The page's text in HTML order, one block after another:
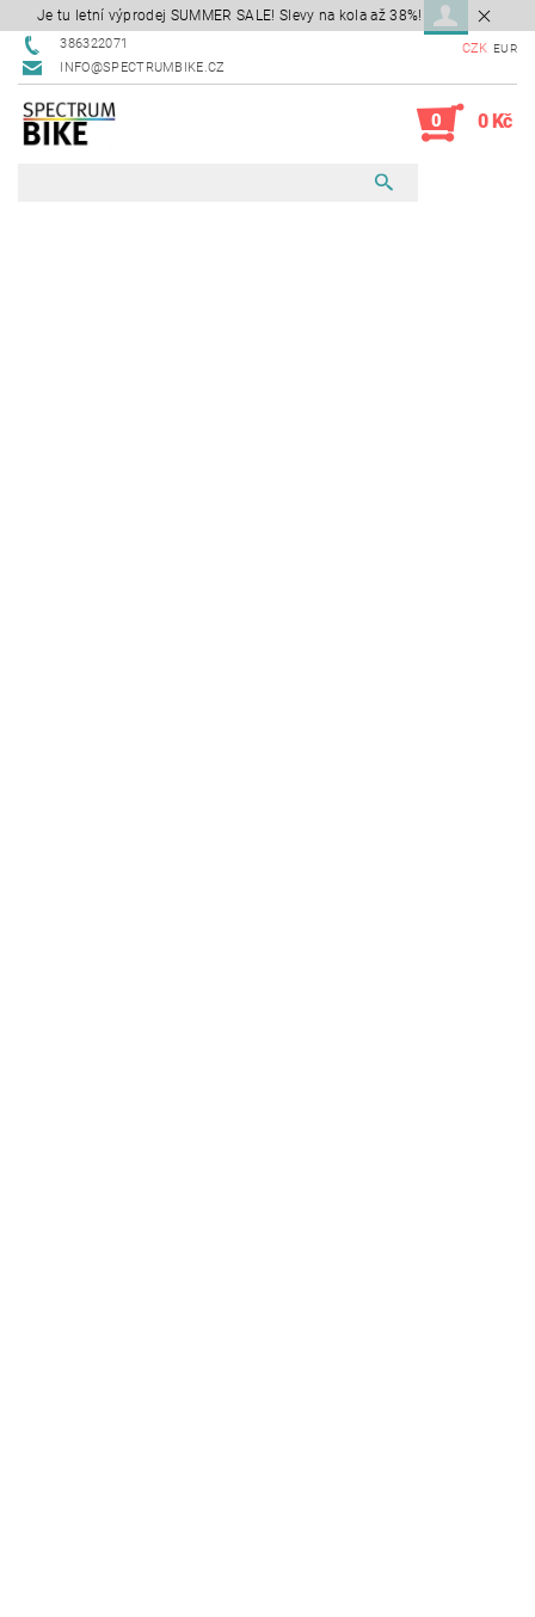
Je tu letní výprodej SUMMER SALE! Slevy na kola až 38%!
386322071
INFO@SPECTRUMBIKE.CZ
CZK EUR
0 0 Kč